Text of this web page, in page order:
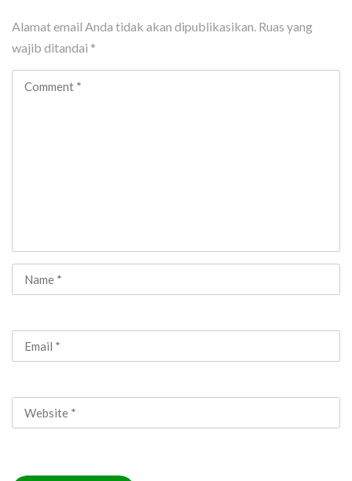
Alamat email Anda tidak akan dipublikasikan. Ruas yang
wajib ditandai *